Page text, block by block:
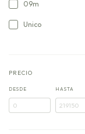
09m
Unico
PRECIO
DESDE HASTA